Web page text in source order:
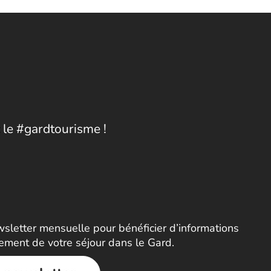
#gardtourisme !
mensuelle pour bénéficier d’informations
de votre séjour dans le Gard.